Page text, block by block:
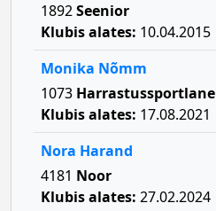
1892Seenior
Klubis alates: 10.04.2015
Monika Nõmm
1073 Harrastussportlane
Klubis alates: 17.08.2021
Nora Harand
4181 Noor
Klubis alates: 27.02.2024